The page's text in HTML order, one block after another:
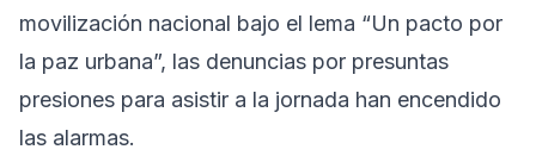
movilización nacional bajo el lema “Un pacto por
la paz urbana”, las denuncias por presuntas
presiones para asistir a la jornada han encendido
las alarmas.